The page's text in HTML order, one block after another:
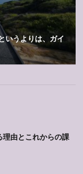
いうよりは、ガイ
理由とこれからの課